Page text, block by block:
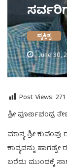
ವ್ಯಕ್ತಿತ್ವ
June 30,
Post Views: 271
ಶ್ರೀ ಪೂರ್ಣಚಂದ್ರ
ಮಾನ್ಯ ಶ್ರೀ
ಕಾವ್ಯವನ್ನು
ಬರೆದು ಮುಂದಕ್ಕೆ